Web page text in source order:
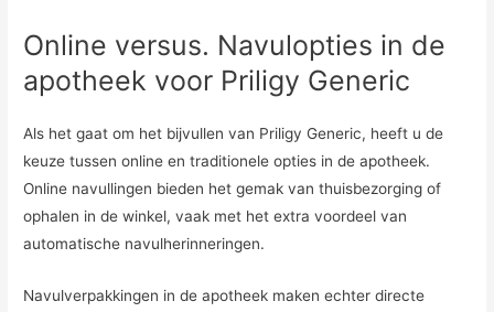
Online versus. Navulopties in de
apotheek voor Priligy Generic
Als het gaat om het bijvullen van Priligy Generic, heeft u de
keuze tussen online en traditionele opties in de apotheek.
Online navullingen bieden het gemak van thuisbezorging of
ophalen in de winkel, vaak met het extra voordeel van
automatische navulherinneringen.
Navulverpakkingen in de apotheek maken echter directe